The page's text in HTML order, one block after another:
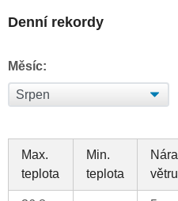
Denní rekordy
Měsíc:
Max.
teplota
Min.
teplota
větru